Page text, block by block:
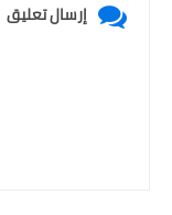
إرسال تعليق